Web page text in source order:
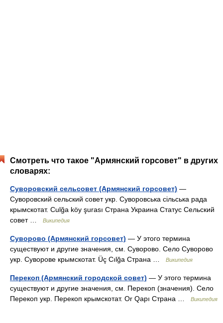
Смотреть что такое "Армянский горсовет" в других
словарях:
Суворовский сельсовет (Армянский горсовет) —
Суворовский сельский совет укр. Суворовська сільська рада
крымскотат. Culğa köy şurası Страна Украина Статус Сельский
совет …
Википедия
Суворово (Армянский горсовет) — У этого термина
существуют и другие значения, см. Суворово. Село Суворово
укр. Суворове крымскотат. Üç Cılğa Страна …
Википедия
Перекоп (Армянский городской совет) — У этого термина
существуют и другие значения, см. Перекоп (значения). Село
Перекоп укр. Перекоп крымскотат. Or Qapı Страна …
Википедия